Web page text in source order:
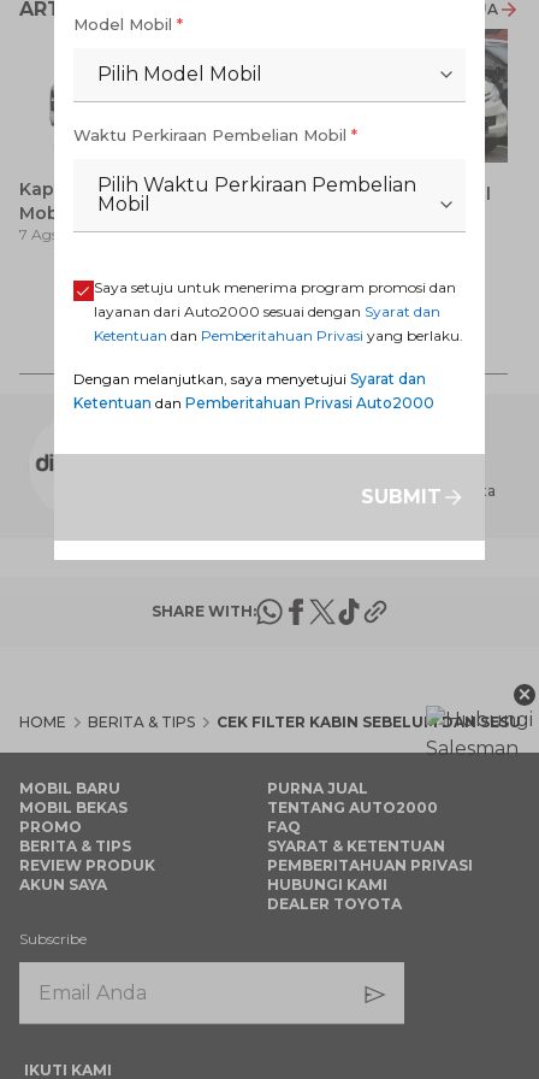
ARTIKEL LAINNYA LIHAT SEMUA
Kapan Kipas Radiator
Mobil Berputar? Ini
Jawabannya!
7 Ags 2026
7 Cara Nego Harga Mobil
perbaikan dan penyediaan suku cadang Toyota
SHARE WITH:
HOME BERITA & TIPS CEK FILTER KABIN SEBELUM DAN
×
MOBIL BARU
MOBIL BEKAS
PROMO
BERITA & TIPS
REVIEW PRODUK
AKUN SAYA
PURNA JUAL
TENTANG AUTO2000
FAQ
SYARAT & KETENTUAN
PEMBERITAHUAN PRIVASI
HUBUNGI KAMI
DEALER TOYOTA
Subscribe
IKUTI KAMI
Model Mobil *
Pilih Model Mobil
Waktu Perkiraan Pembelian Mobil *
Pilih Waktu Perkiraan Pembelian
Mobil
Saya setuju untuk menerima program promosi dan
layanan dari Auto2000 sesuai dengan Syarat dan
Ketentuan dan Pemberitahuan Privasi yang berlaku.
Dengan melanjutkan, saya menyetujui Syarat dan
Ketentuan dan Pemberitahuan Privasi Auto2000
SUBMIT